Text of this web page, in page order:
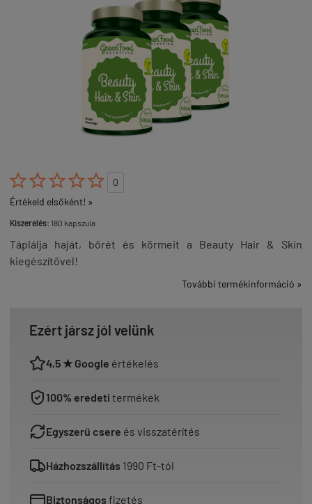

0
Értékeld elsőként! »
Kiszerelés: 180 kapszula
Táplálja haját, bőrét és körmeit a Beauty Hair & Skin
kiegészítővel!
További termékinformáció »
Ezért jársz jól velünk
4,5 ★ Google értékelés
100% eredeti termékek
Egyszerű csere és visszatérítés
Házhozszállítás 1990 Ft-tól
Biztonságosfizetés